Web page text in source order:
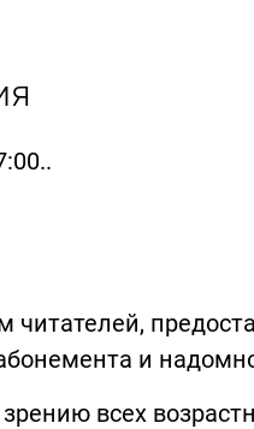
и
всех